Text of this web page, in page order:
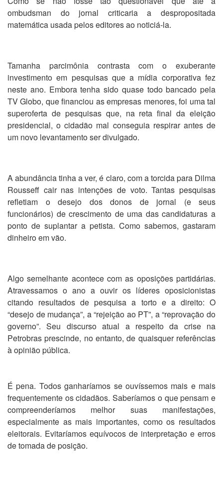
ombudsman do jornal criticaria a despropositada
matemática usada pelos editores ao noticiá-la.
Tamanha parcimônia contrasta com o exuberante
investimento em pesquisas que a mídia corporativa fez
neste ano. Embora tenha sido quase todo bancado pela
TV Globo, que financiou as empresas menores, foi uma tal
superoferta de pesquisas que, na reta final da eleição
presidencial, o cidadão mal conseguia respirar antes de
um novo levantamento ser divulgado.
A abundância tinha a ver, é claro, com a torcida para Dilma
Rousseff cair nas intenções de voto. Tantas pesquisas
refletiam o desejo dos donos de jornal (e seus
funcionários) de crescimento de uma das candidaturas a
ponto de suplantar a petista. Como sabemos, gastaram
dinheiro em vão.
Algo semelhante acontece com as oposições partidárias.
Atravessamos o ano a ouvir os líderes oposicionistas
citando resultados de pesquisa a torto e a direito: O
“desejo de mudança”, a “rejeição ao PT”, a “reprovação do
governo”. Seu discurso atual a respeito da crise na
Petrobras prescinde, no entanto, de quaisquer referências
à opinião pública.
É pena. Todos ganharíamos se ouvíssemos mais e mais
frequentemente os cidadãos. Saberíamos o que pensam e
compreenderíamos melhor suas manifestações,
especialmente as mais importantes, como os resultados
eleitorais. Evitaríamos equívocos de interpretação e erros
de tomada de posição.